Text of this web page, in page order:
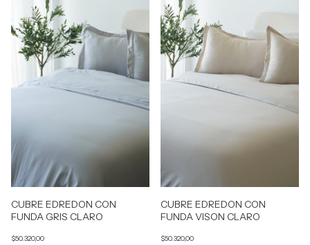
CUBRE EDREDON CON
FUNDA GRIS CLARO
$50.320,00
CUBRE EDREDON CON
FUNDA VISON CLARO
$50.320,00